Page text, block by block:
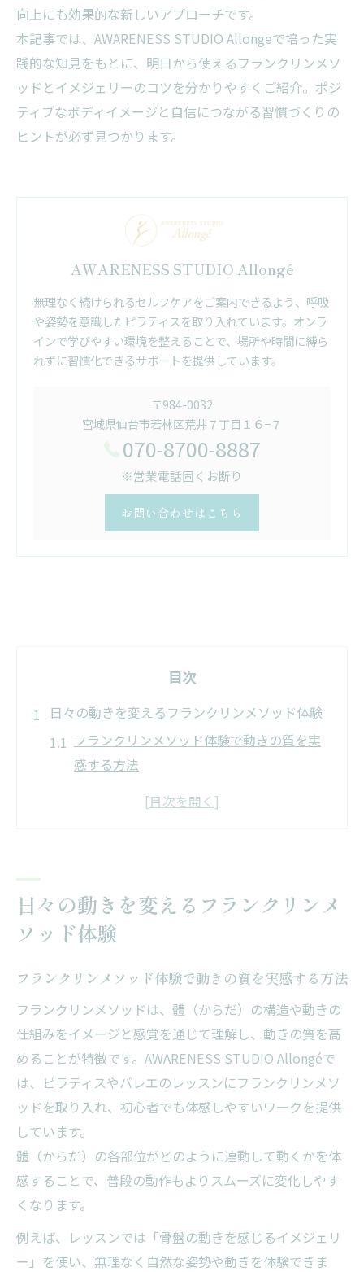
向上にも効果的な新しいアプローチです。
本記事では、AWARENESS STUDIO Allongeで培った実
践的な知見をもとに、明日から使えるフランクリンメソ
ッドとイメジェリーのコツを分かりやすくご紹介。ポジ
ティブなボディイメージと自信につながる習慣づくりの
ヒントが必ず見つかります。
AWARENESS STUDIO Allongé
無理なく続けられるセルフケアをご案内できるよう、呼吸
や姿勢を意識したピラティスを取り入れています。オンラ
インで学びやすい環境を整えることで、場所や時間に縛ら
れずに習慣化できるサポートを提供しています。
〒984-0032
宮城県仙台市若林区荒井７丁目１６−７
070-8700-8887
※営業電話固くお断り
お問い合わせはこちら
目次
日々の動きを変えるフランクリンメソッド体験
フランクリンメソッド体験で動きの質を実
感する方法
イメジェリー活用がもたらすパフォーマン
日常動作に役立つフランクリンメソッドの
具体的実践例
機能向上を目指すならイメジェリーがカギ
になる理由
イメジェリーで感じるパフォーマンス向上のコ
ツ
イメジェリーがパフォーマンスアップに効
果的な理由
フランクリンメソッドのイメジェリー活用
術を紹介
機能向上に導くイメジェリーのコツを日常
に取り入れる
健康維持にも役立つイメジェリーの応用ポ
イント
イメジェリー実践で動きやすさを自分で確
日々の動きを変えるフランクリンメ
ソッド体験
フランクリンメソッド体験で動きの質を実感する方法
フランクリンメソッドは、體（からだ）の構造や動きの
仕組みをイメージと感覚を通じて理解し、動きの質を高
めることが特徴です。AWARENESS STUDIO Allongéで
は、ピラティスやバレエのレッスンにフランクリンメソ
ッドを取り入れ、初心者でも体感しやすいワークを提供
しています。
體（からだ）の各部位がどのように連動して動くかを体
感することで、普段の動作もよりスムーズに変化しやす
くなります。
例えば、レッスンでは「骨盤の動きを感じるイメジェリ
ー」を使い、無理なく自然な姿勢や動きを体験できま